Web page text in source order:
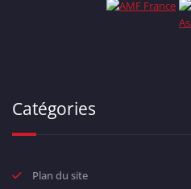
Catégories
Plan du site